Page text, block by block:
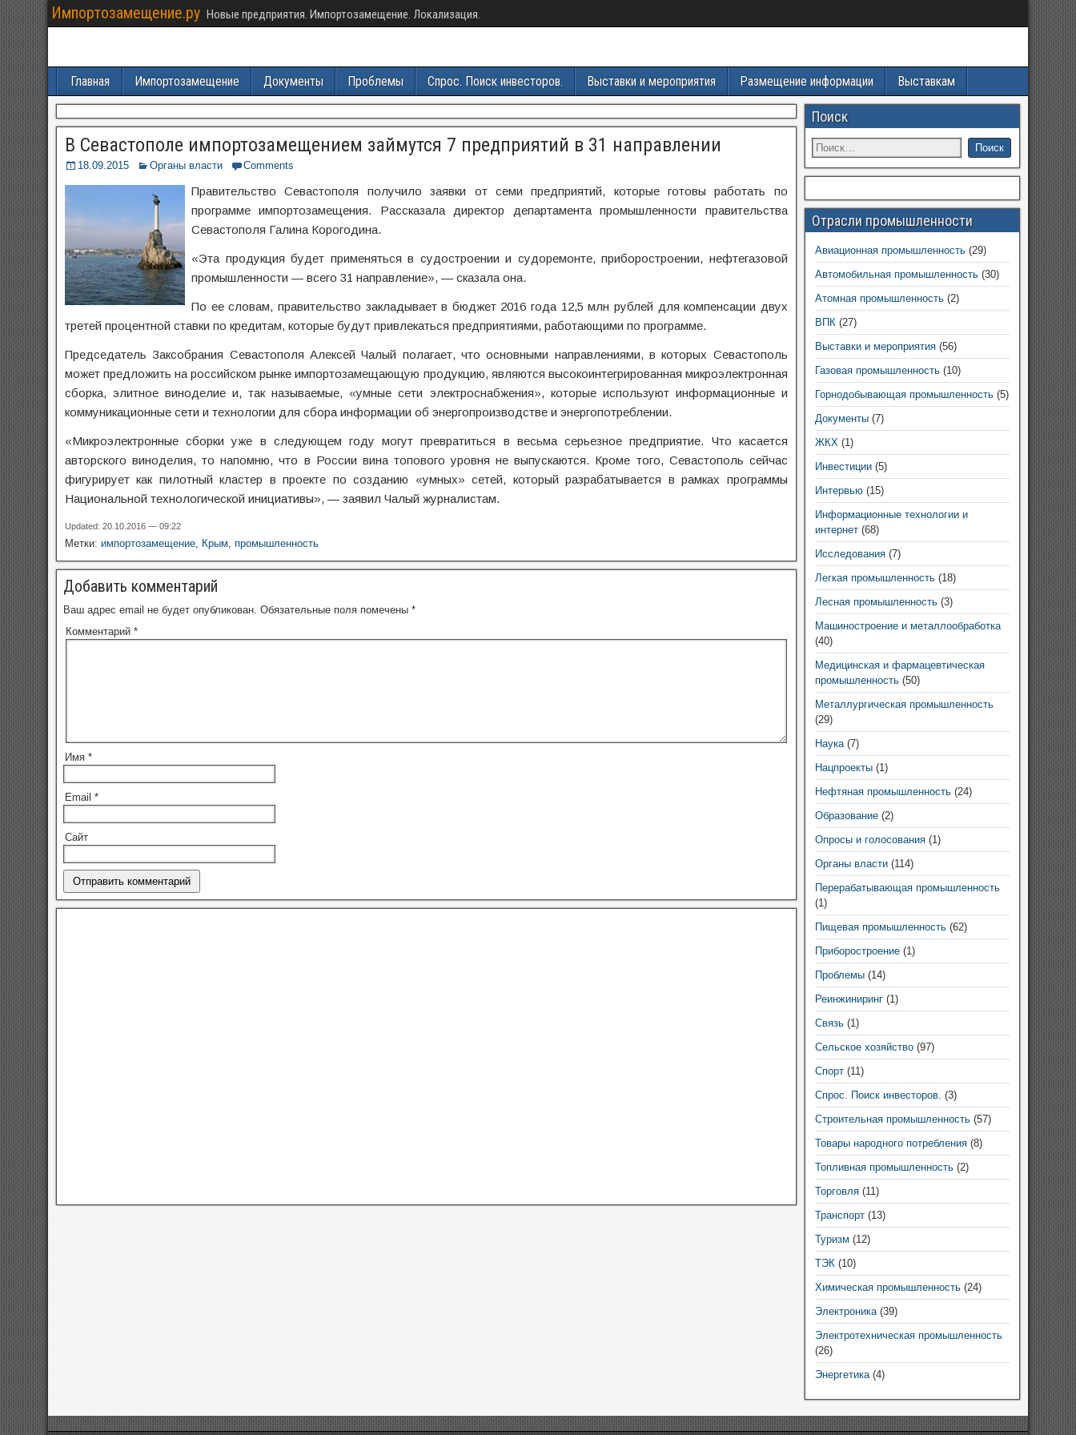
Импортозамещение.ру Новые предприятия. Импортозамещение. Локализация.
Главная Импортозамещение Документы Проблемы Спрос. Поиск инвесторов. Выставки и мероприятия Размещение информации Выставкам
В Севастополе импортозамещением займутся 7 предприятий в 31 направлении
18.09.2015 Органы власти Comments
Правительство Севастополя получило заявки от семи предприятий, которые готовы работать по
программе импортозамещения. Рассказала директор департамента промышленности правительства
Севастополя Галина Корогодина.
«Эта продукция будет применяться в судостроении и судоремонте, приборостроении, нефтегазовой
промышленности — всего 31 направление», — сказала она.
По ее словам, правительство закладывает в бюджет 2016 года 12,5 млн рублей для компенсации двух
третей процентной ставки по кредитам, которые будут привлекаться предприятиями, работающими по программе.
Председатель Заксобрания Севастополя Алексей Чалый полагает, что основными направлениями, в которых Севастополь
может предложить на российском рынке импортозамещающую продукцию, являются высокоинтегрированная микроэлектронная
сборка, элитное виноделие и, так называемые, «умные сети электроснабжения», которые используют информационные и
коммуникационные сети и технологии для сбора информации об энергопроизводстве и энергопотреблении.
«Микроэлектронные сборки уже в следующем году могут превратиться в весьма серьезное предприятие. Что касается
авторского виноделия, то напомню, что в России вина топового уровня не выпускаются. Кроме того, Севастополь сейчас
фигурирует как пилотный кластер в проекте по созданию «умных» сетей, который разрабатывается в рамках программы
Национальной технологической инициативы», — заявил Чалый журналистам.
Updated: 20.10.2016 — 09:22
Метки: импортозамещение, Крым, промышленность
Добавить комментарий
Ваш адрес email не будет опубликован. Обязательные поля помечены *
Комментарий *
Имя *
Email *
Сайт
Поиск
Отрасли промышленности
Авиационная промышленность(29)
Автомобильная промышленность(30)
Атомная промышленность(2)
ВПК(27)
Выставки и мероприятия(56)
Газовая промышленность(10)
Горнодобывающая промышленность(5)
Документы(7)
ЖКХ(1)
Инвестиции(5)
Интервью(15)
Информационные технологии и
интернет(68)
Исследования(7)
Легкая промышленность(18)
Лесная промышленность(3)
Машиностроение и металлообработка
(40)
Медицинская и фармацевтическая
промышленность(50)
Металлургическая промышленность
(29)
Наука(7)
Нацпроекты(1)
Нефтяная промышленность(24)
Образование(2)
Опросы и голосования(1)
Органы власти(114)
Перерабатывающая промышленность
(1)
Пищевая промышленность(62)
Приборостроение(1)
Проблемы(14)
Реинжиниринг(1)
Связь(1)
Сельское хозяйство(97)
Спорт(11)
Спрос. Поиск инвесторов. (3)
Строительная промышленность(57)
Товары народного потребления(8)
Топливная промышленность(2)
Торговля(11)
Транспорт(13)
Туризм (12)
ТЭК(10)
Химическая промышленность(24)
Электроника(39)
Электротехническая промышленность
(26)
Энергетика(4)